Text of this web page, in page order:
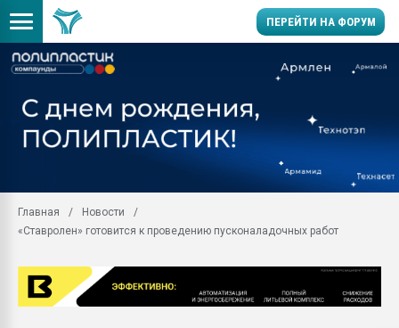
ПЕРЕЙТИ НА ФОРУМ
заводу пластмасс"
28.07.2026
Главная
Новости
«Ставролен» готовится к проведению пусконаладочных работ